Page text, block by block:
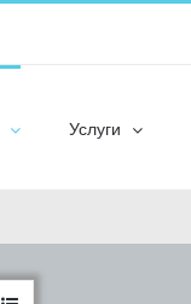
Услуги